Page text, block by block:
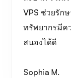
VPS ช่วยรัก
ทรัพยากรมีค
สนองได้ดี
Sophia M.